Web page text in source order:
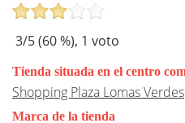
3/5 (60%), 1 voto
Tienda situada en el centro
Shopping Plaza Lomas Verdes
Marca de la tienda